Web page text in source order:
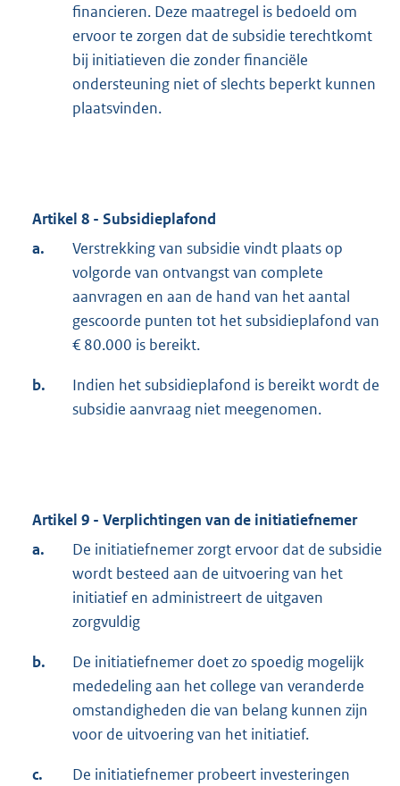
financieren. Deze maatregel is bedoeld om
ervoor te zorgen dat de subsidie terechtkomt
bij initiatieven die zonder financiële
ondersteuning niet of slechts beperkt kunnen
plaatsvinden.
Artikel 8 - Subsidieplafond
a.
Verstrekking van subsidie vindt plaats op
volgorde van ontvangst van complete
aanvragen en aan de hand van het aantal
gescoorde punten tot het subsidieplafond van
€ 80.000 is bereikt.
b.
Indien het subsidieplafond is bereikt wordt de
subsidie aanvraag niet meegenomen.
Artikel 9 - Verplichtingen van de initiatiefnemer
a.
De initiatiefnemer zorgt ervoor dat de subsidie
wordt besteed aan de uitvoering van het
initiatief en administreert de uitgaven
zorgvuldig
b.
De initiatiefnemer doet zo spoedig mogelijk
mededeling aan het college van veranderde
omstandigheden die van belang kunnen zijn
voor de uitvoering van het initiatief.
c.
De initiatiefnemer probeert investeringen